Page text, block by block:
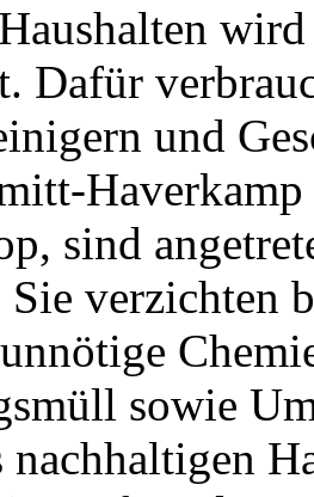
Dafür
und
sind
Sie verzichten
sowie
nachhaltigen